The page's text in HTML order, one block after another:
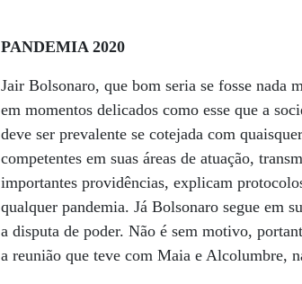
PANDEMIA 2020
Jair Bolsonaro, que bom seria se fosse nada
em momentos delicados como esse que a
deve ser prevalente se cotejada com
competentes em suas áreas de atuação,
importantes providências, explicam
qualquer pandemia. Já Bolsonaro segue em
a disputa de poder. Não é sem motivo,
a reunião que teve com Maia e Alcolumbre,